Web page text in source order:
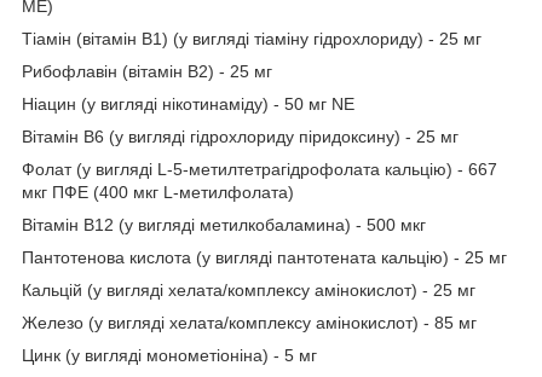
МЕ)
Тіамін (вітамін B1) (у вигляді тіаміну гідрохлориду) - 25 мг
Рибофлавін (вітамін B2) - 25 мг
Ніацин (у вигляді нікотинаміду) - 50 мг NE
Вітамін B6 (у вигляді гідрохлориду піридоксину) - 25 мг
Фолат (у вигляді L-5-метилтетрагідрофолата кальцію) - 667
мкг ПФЕ (400 мкг L-метилфолата)
Вітамін B12 (у вигляді метилкобаламина) - 500 мкг
Пантотенова кислота (у вигляді пантотената кальцію) - 25 мг
Кальцій (у вигляді хелата/комплексу амінокислот) - 25 мг
Железо (у вигляді хелата/комплексу амінокислот) - 85 мг
Цинк (у вигляді монометіоніна) - 5 мг